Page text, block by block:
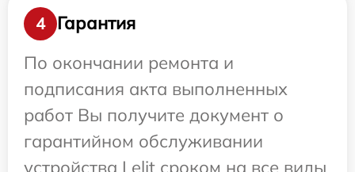
4
Гарантия
По окончании ремонта и
подписания акта выполненных
работ Вы получите документ о
гарантийном обслуживании
устройства Lelit сроком на все виды